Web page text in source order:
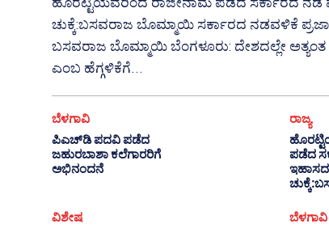
ಚುಕ್ಕೆ:ಬಸವರಾಜ ಬೊಮ್ಮಾಯಿ ​ಸರ್ಕಾರದ ನಡವಳಿಕೆ ಪ್ರಜಾಸತ್ತಾತ್ಮಕ ಮೌಲ್ಯಗಳಿಗೆ ಧಕ್ಕೆ:
ಬಸವರಾಜ ಬೊಮ್ಮಾಯಿ ​ಬೆಂಗಳೂರು: ದೇಶದಲ್ಲೇ ಅತ್ಯಂತ ಹಿರಿಯ ವಿಧಾನ ಪರಿಷತ್ ಸದಸ್ಯ
ಎಂಬ ಹೆಗ್ಗಳಿಕೆಗೆ...
ಬೆಳಗಾವಿ
ಪಿಎಚ್‌ಡಿ ಪದವಿ ಪಡೆದ
ಜಹುರಬಾಶಾ ಕಲೆಗಾರರಿಗೆ
ಅಭಿನಂದನೆ
ರಾಜ್ಯ
ಪಡೆದ
ವಿಶೇಷ
ಬೆಳಗಾವಿ